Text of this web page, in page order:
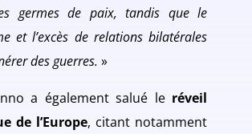
germes de paix, tandis que le
et l’excès de relations bilatérales
des guerres. »
a également salué le réveil
de l’Europe, citant notamment